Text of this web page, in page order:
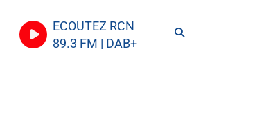
ECOUTEZ RCN
89.3 FM | DAB+